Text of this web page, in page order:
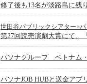
修了後も13名が淡路島に残
世田谷パブリックシアター×
第27回読売演劇大賞にて、
パソナグループ ベトナム
パソナJOB HUBと送金アプ